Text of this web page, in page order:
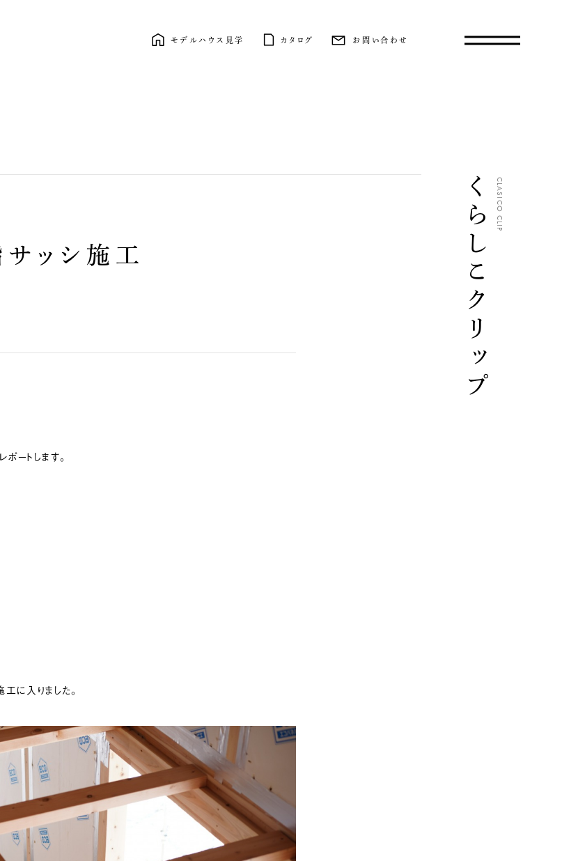
モデルハウス見学 カタログ お問い合わせ
くらしこクリップCLASICO CLIP
サッシ施工
ートします。
に入りました。